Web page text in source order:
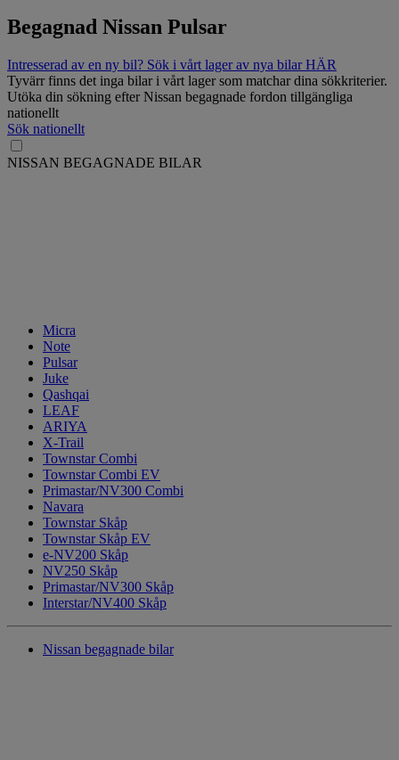
Begagnad Nissan Pulsar
Intresserad av en ny bil? Sök i vårt lager av nya bilar HÄR
Tyvärr finns det inga bilar i vårt lager som matchar dina sökkriterier.
Utöka din sökning efter Nissan begagnade fordon tillgängliga
nationellt
Sök nationellt
NISSAN BEGAGNADE BILAR
Micra
Note
Pulsar
Juke
Qashqai
LEAF
ARIYA
X-Trail
Townstar Combi
Townstar Combi EV
Primastar/NV300 Combi
Navara
Townstar Skåp
Townstar Skåp EV
e-NV200 Skåp
NV250 Skåp
Primastar/NV300 Skåp
Interstar/NV400 Skåp
Nissan begagnade bilar